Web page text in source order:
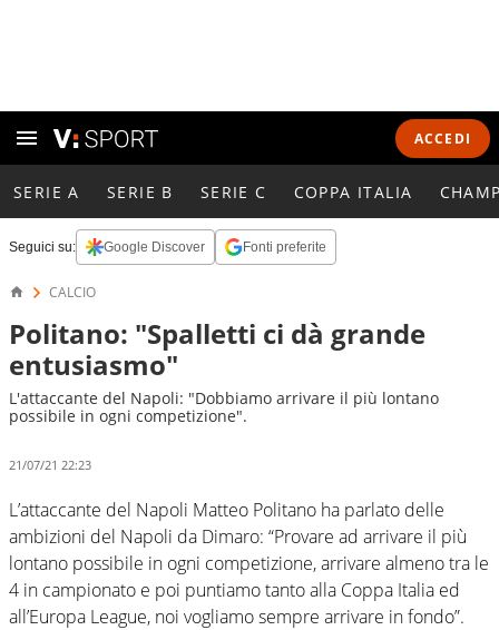
ACCEDI
SERIE A SERIE B SERIE C COPPA ITALIA
Seguici su: Google Discover Fonti preferite
CALCIO
Politano: "Spalletti ci dà grande
entusiasmo"
L'attaccante del Napoli: "Dobbiamo arrivare il più lontano
possibile in ogni competizione".
21/07/21 22:23
L’attaccante del Napoli Matteo Politano ha parlato delle
ambizioni del Napoli da Dimaro: “Provare ad arrivare il più
lontano possibile in ogni competizione, arrivare almeno tra le
4 in campionato e poi puntiamo tanto alla Coppa Italia ed
all’Europa League, noi vogliamo sempre arrivare in fondo”.